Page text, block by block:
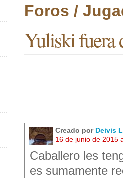
Foros /
Yuliski fuera
Creado por Deivis
16 de junio de 2015
Caballero les
es sumamente